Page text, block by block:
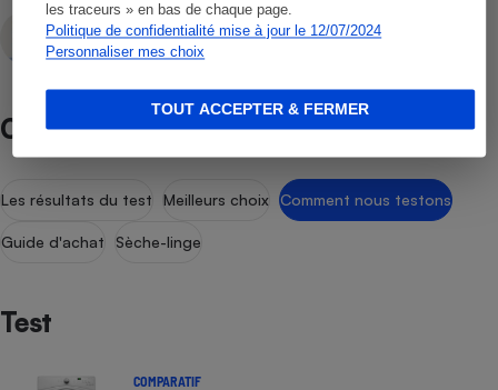
les traceurs » en bas de chaque page.
Politique de confidentialité mise à jour le 12/07/2024
Personnaliser mes choix
TOUT ACCEPTER & FERMER
Nadège Mazery
Rédactrice technique
Comparatif Sèche-linge
Les résultats du test Meilleurs choix Comment nous testons
Guide d'achat Sèche-linge
Test
COMPARATIF